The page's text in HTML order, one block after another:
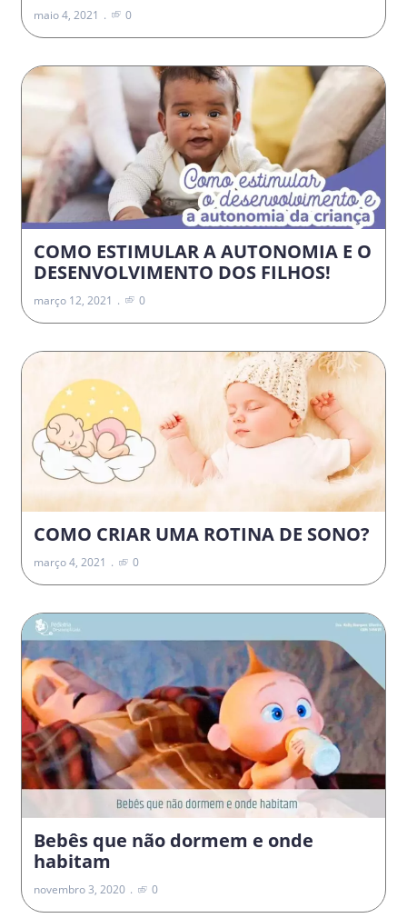
maio 4, 2021 0
COMO ESTIMULAR A AUTONOMIA E O
DESENVOLVIMENTO DOS FILHOS!
março 12, 2021 0
COMO CRIAR UMA ROTINA DE SONO?
março 4, 2021 0
Bebês que não dormem e onde
habitam
novembro 3, 2020 0